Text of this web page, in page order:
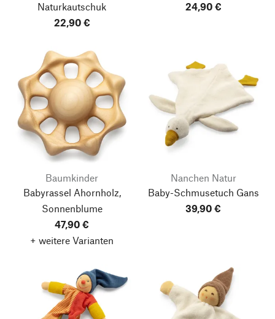
Naturkautschuk
22,90 €
24,90 €
Baumkinder
Babyrassel Ahornholz,
Sonnenblume
47,90 €
+ weitere Varianten
Nanchen Natur
Baby-Schmusetuch Gans
39,90 €